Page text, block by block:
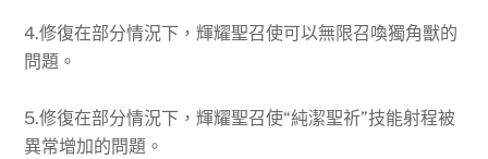
4.修復在部分情況下，輝耀聖召使可以無限召喚獨角獸的
問題。
5.修復在部分情況下，輝耀聖召使“純潔聖祈”技能射程被
異常增加的問題。